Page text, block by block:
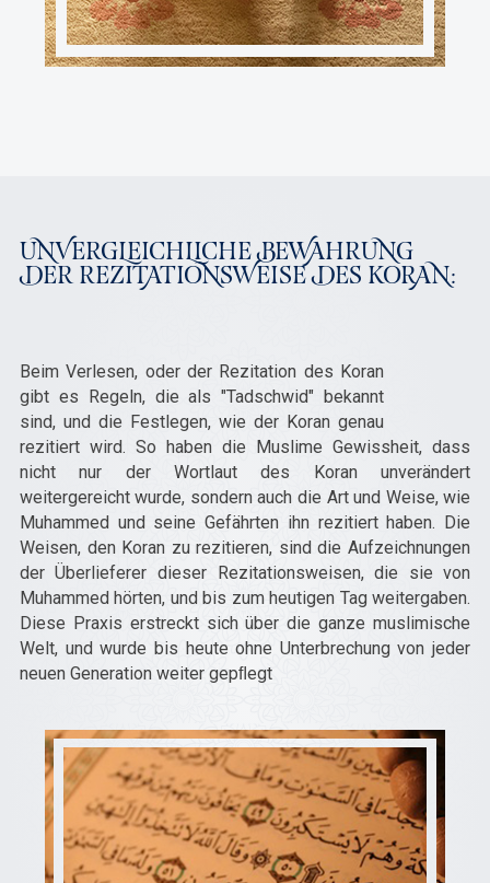
UNVERGLEICHLICHE BEWAHRUNG
DER REZITATIONSWEISE DES KORAN:
Beim Verlesen, oder der Rezitation des Koran
gibt es Regeln, die als "Tadschwid" bekannt
sind, und die Festlegen, wie der Koran genau
rezitiert wird. So haben die Muslime Gewissheit, dass
nicht nur der Wortlaut des Koran unverändert
weitergereicht wurde, sondern auch die Art und Weise, wie
Muhammed und seine Gefährten ihn rezitiert haben. Die
Weisen, den Koran zu rezitieren, sind die Aufzeichnungen
der Überlieferer dieser Rezitationsweisen, die sie von
Muhammed hörten, und bis zum heutigen Tag weitergaben.
Diese Praxis erstreckt sich über die ganze muslimische
Welt, und wurde bis heute ohne Unterbrechung von jeder
neuen Generation weiter gepﬂegt